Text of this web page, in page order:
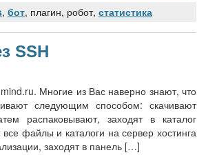
, бот, плагин, робот, статистика
SSH
Многие из Вас наверно знают, что
следующим способом: скачивают
распаковывают, заходят в каталог
файлы и каталоги на сервер хостинга
заходят в панель […]